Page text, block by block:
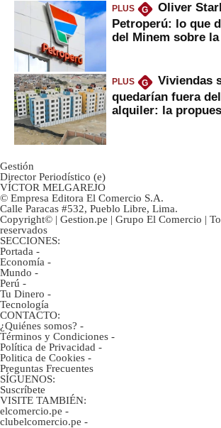
PLUS G
Oliver
Petroperú: lo que
del Minem sobre
PLUS G
Viviendas
quedarían fuera
alquiler: la
Gestión
Director Periodístico (e)
VÍCTOR MELGAREJO
© Empresa Editora El Comercio S.A.
Calle Paracas #532, Pueblo Libre, Lima.
Copyright© | Gestion.pe | Grupo El Comercio |
reservados
SECCIONES:
Portada -
Economía -
Mundo -
Perú -
Tu Dinero -
Tecnología
CONTACTO:
¿Quiénes somos? -
Términos y Condiciones -
Política de Privacidad -
Politica de Cookies -
Preguntas Frecuentes
SÍGUENOS:
Suscríbete
VISITE TAMBIÉN:
elcomercio.pe -
clubelcomercio.pe -